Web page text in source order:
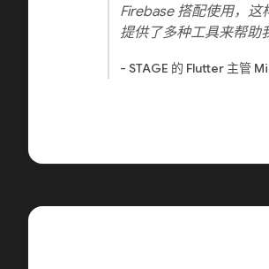
Firebase 搭配使用，
提供了多种工具来帮助
- STAGE 的 Flutter 主管